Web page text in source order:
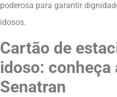
poderosa para garantir
idosos.
Cartão de
idoso: conheça
Senatran